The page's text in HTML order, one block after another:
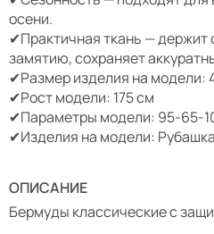
осени.
✔Практичная ткань — держит
замятию, сохраняет
✔Размер изделия на модели:
✔Рост модели: 175 см
✔Параметры модели: 95-65-
✔Изделия на модели:
ОПИСАНИЕ
Бермуды классические с